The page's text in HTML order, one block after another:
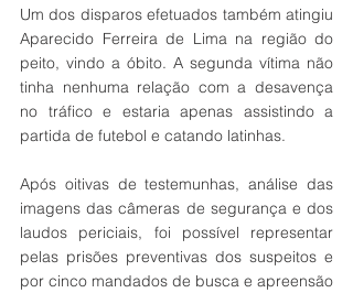
Um dos disparos efetuados também atingiu
Aparecido Ferreira de Lima na região do
peito, vindo a óbito. A segunda vítima não
tinha nenhuma relação com a desavença
no tráfico e estaria apenas assistindo a
partida de futebol e catando latinhas.
Após oitivas de testemunhas, análise das
imagens das câmeras de segurança e dos
laudos periciais, foi possível representar
pelas prisões preventivas dos suspeitos e
por cinco mandados de busca e apreensão